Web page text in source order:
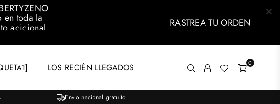
en toda la
adicional RASTREA TU ORDEN
LOS RECIÉN LLEGADOS 0
Envío nacional gratuito